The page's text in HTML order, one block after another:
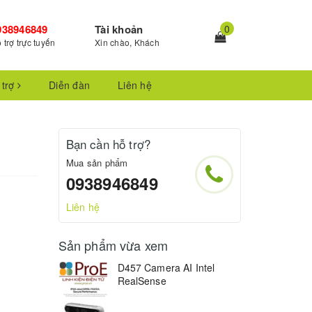
trợ trực tuyến
Tài khoản
Xin chào, Khách
0
Diễn đàn Liên hệ
Bạn cần hỗ trợ?
Mua sản phẩm
0938946849
Liên hệ
Sản phẩm vừa xem
D457 Camera AI Intel
RealSense